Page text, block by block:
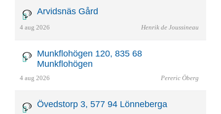
Arvidsnäs Gård
4 aug 2026 Henrik de Joussineau
Munkflohögen 120, 835 68
Munkflohögen
4 aug 2026 Pereric Öberg
Övedstorp 3, 577 94 Lönneberga